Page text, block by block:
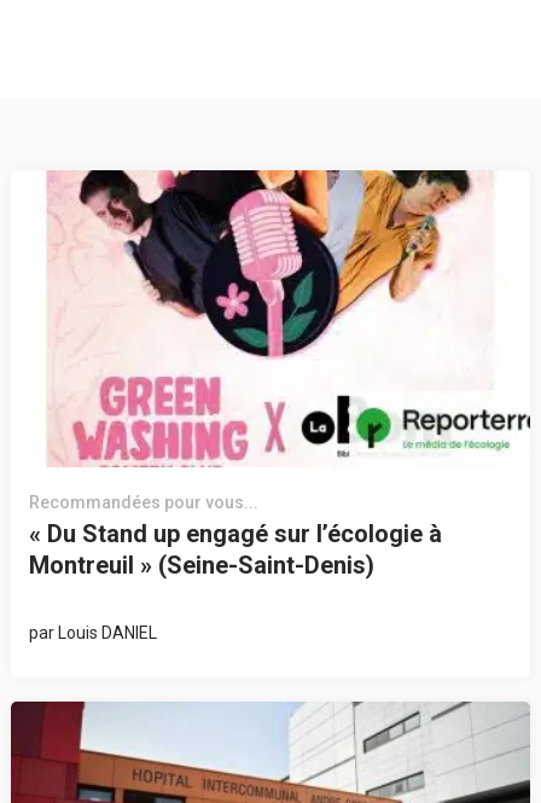
Recommandées pour vous...
« Du Stand up engagé sur l’écologie à
Montreuil » (Seine-Saint-Denis)
par Louis DANIEL